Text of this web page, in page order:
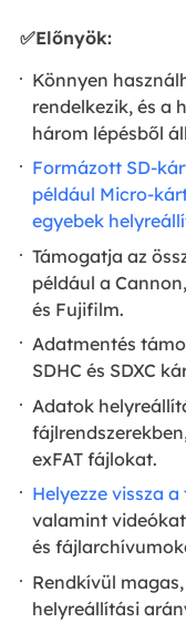
✅Előnyök:
Könnyen
rendelkezik, és a
három lépésből
Formázott SD-
például Micro-
egyebek
Támogatja az
például a
és Fujifilm.
Adatmentés
SDHC és SDXC
Adatok
exFAT fájlokat.
Helyezze vissza
valamint
és
Rendkívül
helyreállítási